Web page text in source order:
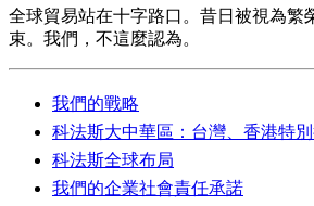
全球貿易站在十字路口。昔日被視為
束。我們，不這麼認為。
我們的戰略
科法斯大中華區：台灣、香港特
科法斯全球布局
我們的企業社會責任承諾